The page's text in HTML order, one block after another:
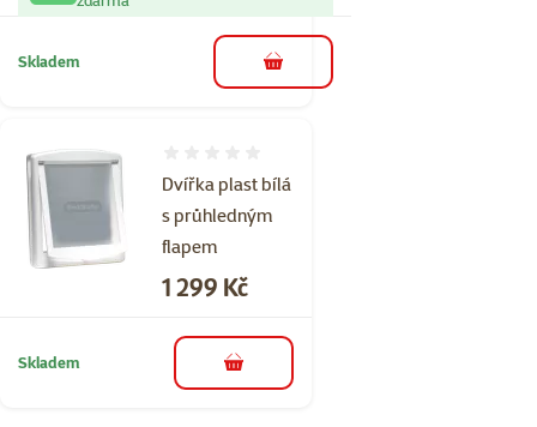
Skladem do košíku
Dvířka plast bílá
s průhledným
flapem
Cena
1 299 Kč
Skladem do košíku